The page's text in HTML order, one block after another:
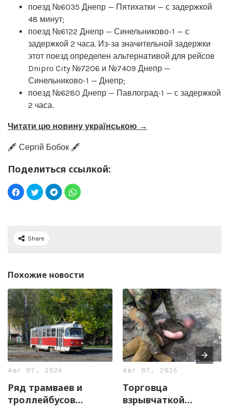
поезд №6035 Днепр — Пятихатки — с задержкой
48 минут;
поезд №6122 Днепр — Синельниково-1 — с
задержкой 2 часа. Из-за значительной задержки
этот поезд определен альтернативой для рейсов
Dnipro City №7206 и №7409 Днепр —
Синельниково-1 — Днепр;
поезд №6280 Днепр — Павлоград-1 — с задержкой
2 часа.
Читати цю новину українською →
🖋️ Сергій Бобок 🖋️
Поделиться ссылкой:
Share
Похожие новости
Авг 07, 2026
Ряд трамваев и
троллейбусов
Авг 07, 2026
Торговца
взрывчаткой